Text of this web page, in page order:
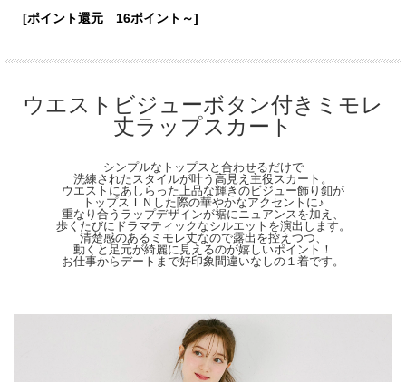
【Detail】
ウエスト周囲：66cm
【Color】#163 アイスブルー/ #49 オフホワイト/ #33 ピンク
天候によりモデル画像と物撮り画像のカラーに違いある場合、物撮り画像の方が
実際のカラーに近い状態で撮影されておりますので、そちらを参考にしてください
[ポイント還元 16ポイント～]
ウエストビジューボタン付きミモレ
丈ラップスカート
シンプルなトップスと合わせるだけで
洗練されたスタイルが叶う高見え主役スカート。
ウエストにあしらった上品な輝きのビジュー飾り釦が
トップスＩＮした際の華やかなアクセントに♪
重なり合うラップデザインが裾にニュアンスを加え、
歩くたびにドラマティックなシルエットを演出します。
清楚感のあるミモレ丈なので露出を控えつつ、
動くと足元が綺麗に見えるのが嬉しいポイント！
お仕事からデートまで好印象間違いなしの１着です。